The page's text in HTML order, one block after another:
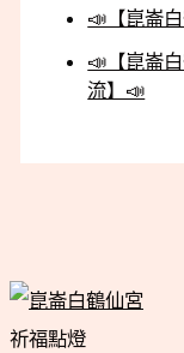
📣【崑崙
📣【崑崙
流】📣
祈福點燈